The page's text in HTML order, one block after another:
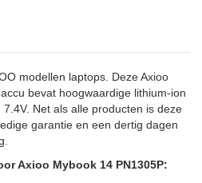
modellen laptops. Deze Axioo
bevat hoogwaardige lithium-ion
Net als alle producten is deze
garantie en een dertig dagen
Axioo Mybook 14 PN1305P: